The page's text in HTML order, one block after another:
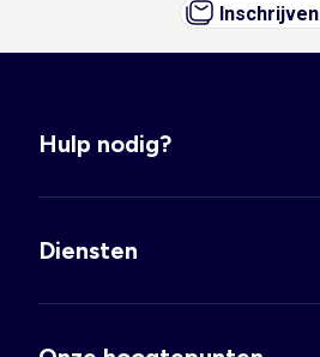
Inschrijven
Hulp nodig?
Diensten